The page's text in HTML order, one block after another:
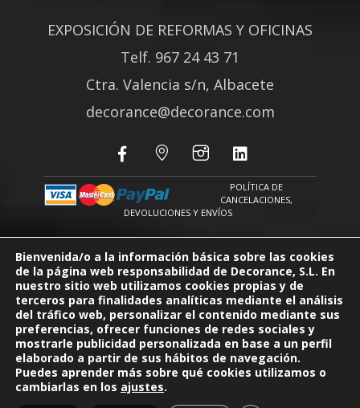
EXPOSICIÓN DE REFORMAS Y OFICINAS
Telf. 967 24 43 71
Ctra. Valencia s/n, Albacete
decorance@decorance.com
POLÍTICA DE
CANCELACIONES,
DEVOLUCIONES Y ENVÍOS
Financiado por la Unión Europea -
NextGenerationEU
Bienvenida/o a la información básica sobre las cookies
de la página web responsabilidad de Decorance, S.L. En
nuestro sitio web utilizamos cookies propias y de
terceros para finalidades analíticas mediante el análisis
del tráfico web, personalizar el contenido mediante sus
preferencias, ofrecer funciones de redes sociales y
mostrarle publicidad personalizada en base a un perfil
elaborado a partir de sus hábitos de navegación.
Puedes aprender más sobre qué cookies utilizamos o
cambiarlas en los ajustes.